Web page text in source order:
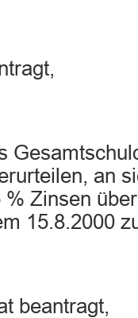
an
% Zinsen
15.8.2000
beantragt,